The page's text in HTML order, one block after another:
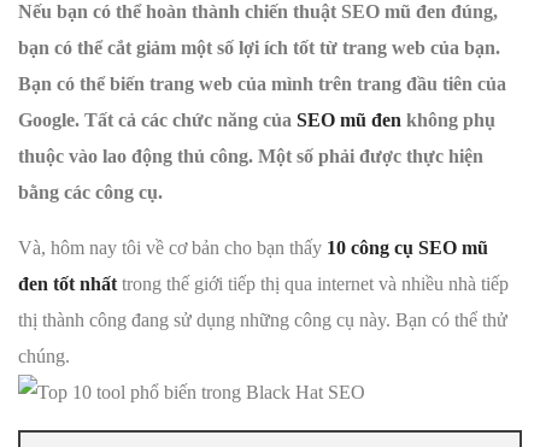
Nếu bạn có thể hoàn thành chiến thuật SEO mũ đen đúng,
bạn có thể cắt giảm một số lợi ích tốt từ trang web của bạn.
Bạn có thể biến trang web của mình trên trang đầu tiên của
Google. Tất cả các chức năng của SEO mũ đen không phụ
thuộc vào lao động thủ công. Một số phải được thực hiện
bằng các công cụ.
Và, hôm nay tôi về cơ bản cho bạn thấy 10 công cụ SEO mũ
đen tốt nhất trong thế giới tiếp thị qua internet và nhiều nhà tiếp
thị thành công đang sử dụng những công cụ này. Bạn có thể thử
chúng.